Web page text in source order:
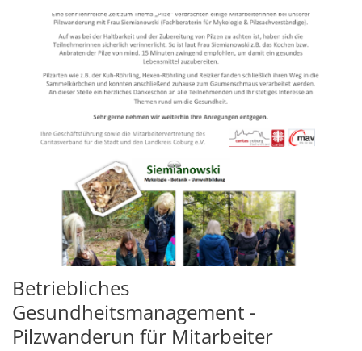
Betriebliches
Gesundheitsmanagement -
Pilzwanderun für Mitarbeiter